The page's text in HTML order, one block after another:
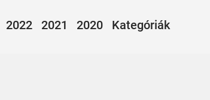
2022 2021 2020 Kategóriák